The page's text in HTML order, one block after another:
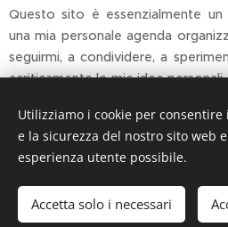
Questo sito è essenzialmente
una mia personale agenda
seguirmi, a condividere, a
acriticamente le mie idee
Cookies
Utilizziamo i cookie per
e la sicurezza del nostro sito web
esperienza utente possibile.
Accetta solo i necessari